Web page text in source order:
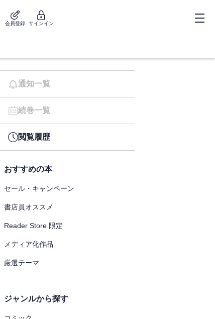
会員登録 サインイン
通知一覧
続巻一覧
閲覧履歴
おすすめの本
セール・キャンペーン
書店員オススメ
Reader Store 限定
メディア化作品
厳選テーマ
ジャンルから探す